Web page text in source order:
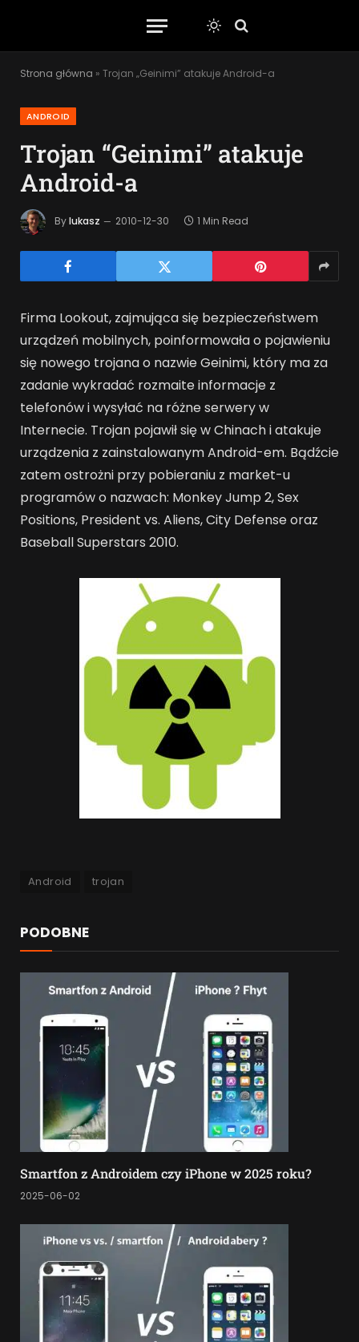
Strona główna » Trojan „Geinimi” atakuje Android-a
ANDROID
Trojan “Geinimi” atakuje
Android-a
Bylukasz 2010-12-30 1 Min Read
Firma Lookout, zajmująca się bezpieczeństwem
urządzeń mobilnych, poinformowała o pojawieniu
się nowego trojana o nazwie Geinimi, który ma za
zadanie wykradać rozmaite informacje z
telefonów i wysyłać na różne serwery w
Internecie. Trojan pojawił się w Chinach i atakuje
urządzenia z zainstalowanym Android-em. Bądźcie
zatem ostrożni przy pobieraniu z market-u
programów o nazwach: Monkey Jump 2, Sex
Positions, President vs. Aliens, City Defense oraz
Baseball Superstars 2010.
Android trojan
PODOBNE
Smartfon z Androidem czy iPhone w 2025 roku?
2025-06-02